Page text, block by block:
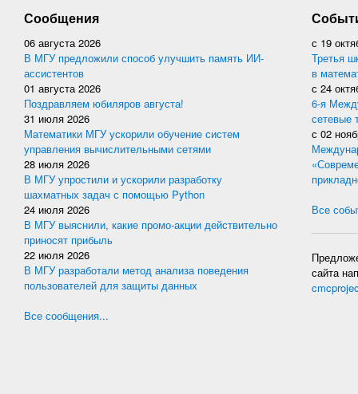
Сообщения
06 августа 2026
В МГУ предложили способ улучшить память ИИ-
ассистентов
01 августа 2026
Поздравляем юбиляров августа!
31 июля 2026
Математики МГУ ускорили обучение систем
управления вычислительными сетями
28 июля 2026
В МГУ упростили и ускорили разработку
шахматных задач с помощью Python
24 июля 2026
В МГУ выяснили, какие промо-акции действительно
приносят прибыль
22 июля 2026
В МГУ разработали метод анализа поведения
пользователей для защиты данных
Все сообщения...
с 19
Третья
в
с 24
6-я
сетевые
с 02
Все
сайта